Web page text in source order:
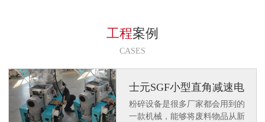
工程案例
CASES
士元SGF小型直角减速电
机应用在日资客户粉碎设
备上
粉碎设备是很多厂家都会用到的
一款机械，能够将废料物品从新